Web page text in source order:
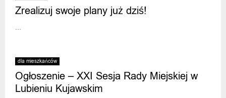
Zrealizuj swoje plany już dziś!
...
dla mieszkańców
Ogłoszenie – XXI Sesja Rady Miejskiej w
Lubieniu Kujawskim